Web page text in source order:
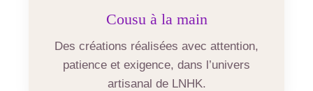
Cousu à la main
Des créations réalisées avec attention,
patience et exigence, dans l’univers
artisanal de LNHK.